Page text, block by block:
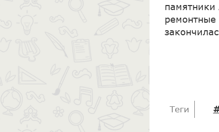
ремонтные
Теги